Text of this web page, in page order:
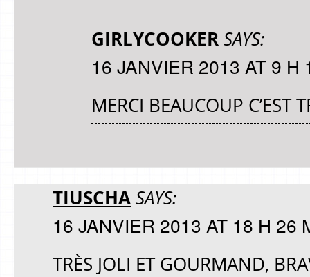
GIRLYCOOKERSAYS:
16 JANVIER 2013 AT 9 H
MERCI BEAUCOUP C’EST
TIUSCHASAYS:
16 JANVIER 2013 AT 18 H 26
TRÈS JOLI ET GOURMAND,